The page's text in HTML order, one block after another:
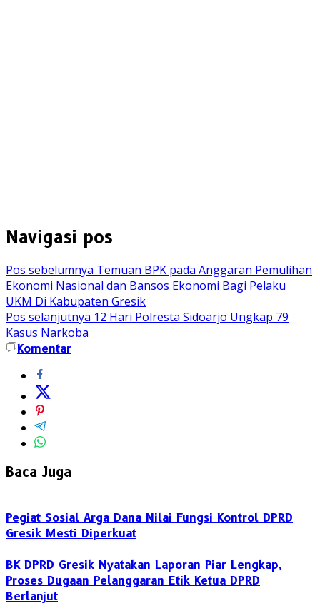
Navigasi pos
Pos sebelumnya Temuan BPK pada Anggaran Pemulihan
Ekonomi Nasional dan Bansos Ekonomi Bagi Pelaku
UKM Di Kabupaten Gresik
Pos selanjutnya 12 Hari Polresta Sidoarjo Ungkap 79
Kasus Narkoba
Komentar
Baca Juga
Pegiat Sosial Arga Dana Nilai Fungsi Kontrol DPRD
Gresik Mesti Diperkuat
BK DPRD Gresik Nyatakan Laporan Piar Lengkap,
Proses Dugaan Pelanggaran Etik Ketua DPRD
Berlanjut